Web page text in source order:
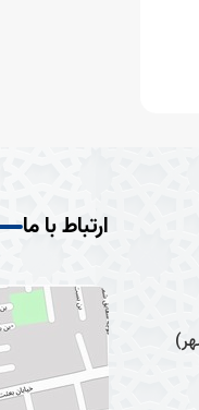
ارتباط با ما